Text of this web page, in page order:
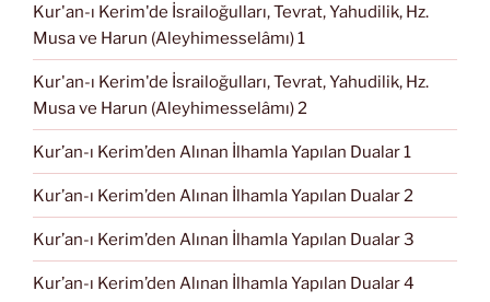
Kur'an-ı Kerim'de İsrailoğulları, Tevrat, Yahudilik, Hz.
Musa ve Harun (Aleyhimesselâmı) 1
Kur'an-ı Kerim'de İsrailoğulları, Tevrat, Yahudilik, Hz.
Musa ve Harun (Aleyhimesselâmı) 2
Kur’an-ı Kerim’den Alınan İlhamla Yapılan Dualar 1
Kur’an-ı Kerim’den Alınan İlhamla Yapılan Dualar 2
Kur’an-ı Kerim’den Alınan İlhamla Yapılan Dualar 3
Kur’an-ı Kerim’den Alınan İlhamla Yapılan Dualar 4